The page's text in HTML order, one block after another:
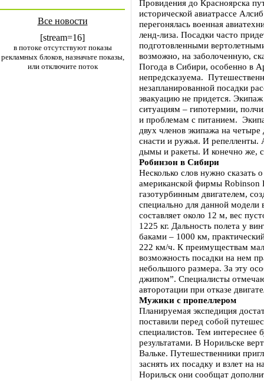
Все новости
[stream=16]
в потоке отсутствуют показы
рекламных блоков, назначьте показы,
или отключите поток
Провидения до Красноярска
исторической авиатрассе
перегонялась военная
ленд-лиза. Посадки часто
подготовленными
возможно, на заболоченную,
Погода в Сибири, особенно в
непредсказуема.
незапланированной посадки
эвакуацию не придется.
ситуациям – гипотермии,
и проблемам с питанием.
двух членов экипажа на
снасти и ружья. И репелленты.
дымы и ракеты. И конечно же,
Робинзон в Сибири
Несколько слов нужно сказать
американской фирмы Robinson
газотурбинным двигателем,
специально для данной модели
составляет около 12 м, вес
1225 кг. Дальность полета у
баками – 1000 км,
222 км/ч. К преимуществам
возможность посадки на нем
небольшого размера. За эту
джипом”. Специалисты
авторотации при отказе
Мужики с пропеллером
Планируемая экспедиция
поставили перед собой
специалистов. Тем интереснее
результатами. В Норильске
Вальке. Путешественники
заснять их посадку и взлет на
Норильск они сообщат